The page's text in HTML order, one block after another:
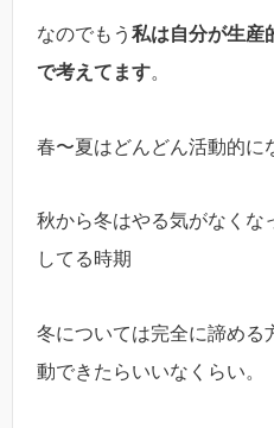
なのでもう 私は自分が生産
で考えてます。
春〜夏はどんどん活動的に
秋から冬はやる気がなくな
してる時期
冬については完全に諦める
動できたらいいなくらい。